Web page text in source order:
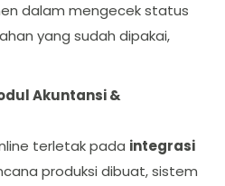
dalam mengecek status
yang sudah dipakai,
Akuntansi &
terletak pada integrasi
produksi dibuat, sistem